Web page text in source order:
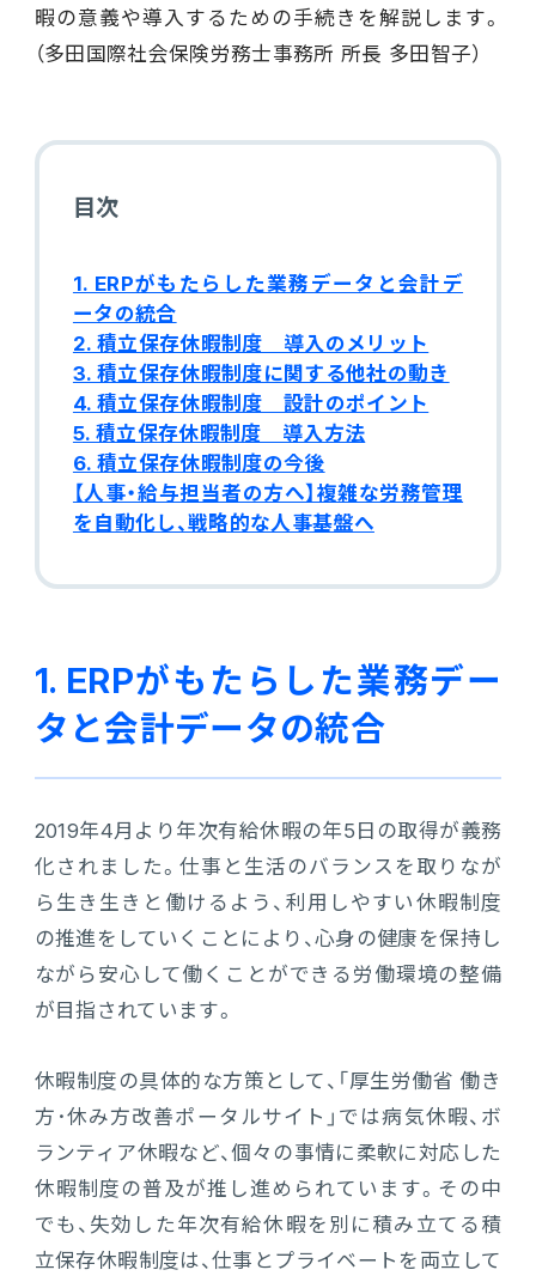
給与
給与明細閲覧
「Uwell（ユーウェル）」
販売管理
販売・購買・在庫管理
建設業向け基幹業務システム
生産管理
MES
Fit to Standard
Best Practice
連携ソリューション
サポートサービス
暇の意義や導入するための手続きを解説します。
（多田国際社会保険労務士事務所 所長 多田智子）
目次
1. ERPがもたらした業務データと会計デ
ータの統合
2. 積立保存休暇制度 導入のメリット
3. 積立保存休暇制度に関する他社の動き
4. 積立保存休暇制度 設計のポイント
5. 積立保存休暇制度 導入方法
6. 積立保存休暇制度の今後
【人事・給与担当者の方へ】複雑な労務管理
を自動化し、戦略的な人事基盤へ
1. ERPがもたらした業務デー
タと会計データの統合
2019年4月より年次有給休暇の年5日の取得が義務
化されました。仕事と生活のバランスを取りなが
ら生き生きと働けるよう、利用しやすい休暇制度
の推進をしていくことにより、心身の健康を保持し
ながら安心して働くことができる労働環境の整備
が目指されています。
休暇制度の具体的な方策として、「厚生労働省 働き
方･休み方改善ポータルサイト」では病気休暇、ボ
ランティア休暇など、個々の事情に柔軟に対応した
休暇制度の普及が推し進められています。その中
でも、失効した年次有給休暇を別に積み立てる積
立保存休暇制度は、仕事とプライベートを両立して